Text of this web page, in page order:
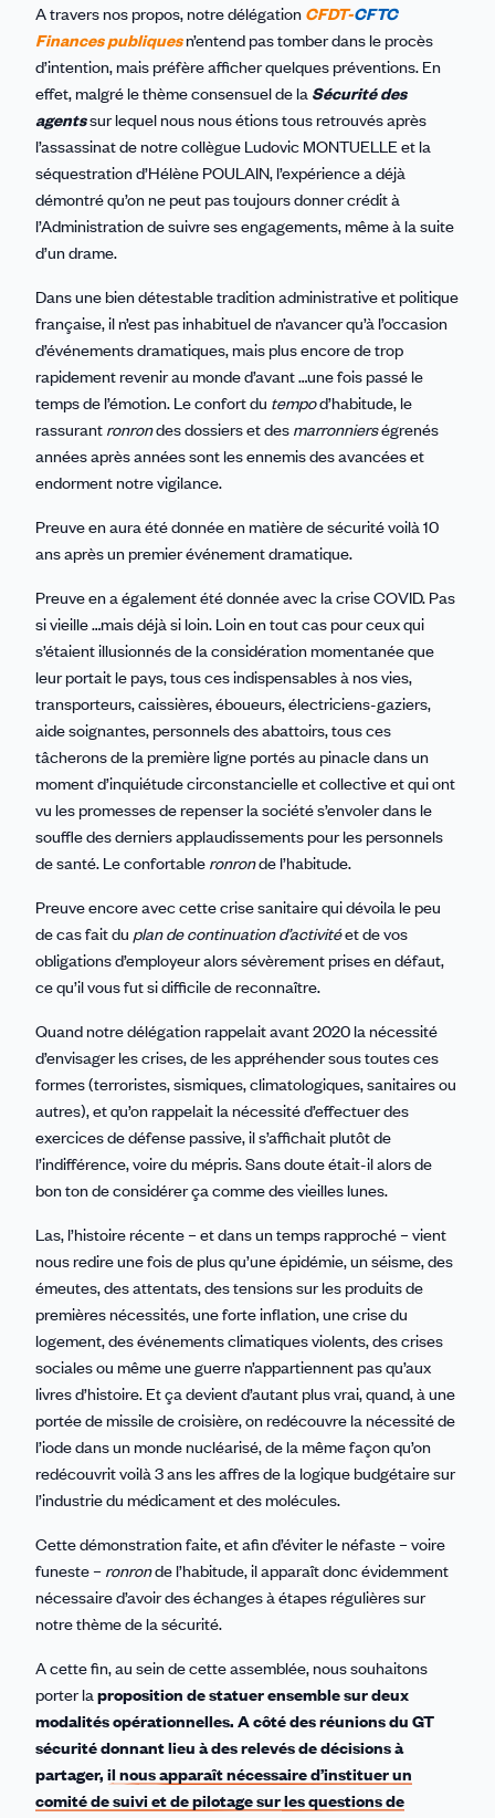
A travers nos propos, notre délégation CFDT-CFTC
Finances publiquesn’entend pas tomber dans le procès
d’intention, mais préfère afficher quelques préventions. En
effet, malgré le thème consensuel de la Sécurité des
agentssur lequel nous nous étions tous retrouvés après
l’assassinat de notre collègue Ludovic MONTUELLE et la
séquestration d’Hélène POULAIN, l’expérience a déjà
démontré qu’on ne peut pas toujours donner crédit à
l’Administration de suivre ses engagements, même à la suite
d’un drame.
Dans une bien détestable tradition administrative et politique
française, il n’est pas inhabituel de n’avancer qu’à l’occasion
d’événements dramatiques, mais plus encore de trop
rapidement revenir au monde d’avant …une fois passé le
temps de l’émotion. Le confort du tempod’habitude, le
rassurant ronrondes dossiers et des marronnierségrenés
années après années sont les ennemis des avancées et
endorment notre vigilance.
Preuve en aura été donnée en matière de sécurité voilà 10
ans après un premier événement dramatique.
Preuve en a également été donnée avec la crise COVID. Pas
si vieille …mais déjà si loin. Loin en tout cas pour ceux qui
s’étaient illusionnés de la considération momentanée que
leur portait le pays, tous ces indispensables à nos vies,
transporteurs, caissières, éboueurs, électriciens-gaziers,
aide soignantes, personnels des abattoirs, tous ces
tâcherons de la première ligne portés au pinacle dans un
moment d’inquiétude circonstancielle et collective et qui ont
vu les promesses de repenser la société s’envoler dans le
souffle des derniers applaudissements pour les personnels
de santé. Le confortable ronronde l’habitude.
Preuve encore avec cette crise sanitaire qui dévoila le peu
de cas fait du plan de continuation d’activitéet de vos
obligations d’employeur alors sévèrement prises en défaut,
ce qu’il vous fut si difficile de reconnaître.
Quand notre délégation rappelait avant 2020 la nécessité
d’envisager les crises, de les appréhender sous toutes ces
formes (terroristes, sismiques, climatologiques, sanitaires ou
autres), et qu’on rappelait la nécessité d’effectuer des
exercices de défense passive, il s’affichait plutôt de
l’indifférence, voire du mépris. Sans doute était-il alors de
bon ton de considérer ça comme des vieilles lunes.
Las, l’histoire récente – et dans un temps rapproché – vient
nous redire une fois de plus qu’une épidémie, un séisme, des
émeutes, des attentats, des tensions sur les produits de
premières nécessités, une forte inflation, une crise du
logement, des événements climatiques violents, des crises
sociales ou même une guerre n’appartiennent pas qu’aux
livres d’histoire. Et ça devient d’autant plus vrai, quand, à une
portée de missile de croisière, on redécouvre la nécessité de
l’iode dans un monde nucléarisé, de la même façon qu’on
redécouvrit voilà 3 ans les affres de la logique budgétaire sur
l’industrie du médicament et des molécules.
Cette démonstration faite, et afin d’éviter le néfaste – voire
funeste – ronronde l’habitude, il apparaît donc évidemment
nécessaire d’avoir des échanges à étapes régulières sur
notre thème de la sécurité.
A cette fin, au sein de cette assemblée, nous souhaitons
porter la proposition de statuer ensemble sur deux
modalités opérationnelles. A côté des réunions du GT
sécurité donnant lieu à des relevés de décisions à
partager, il nous apparaît nécessaire d’instituer un
comité de suivi et de pilotage sur les questions de